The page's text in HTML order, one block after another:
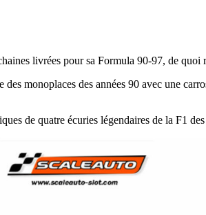
livrées pour sa Formula 90-97, de quoi
monoplaces des années 90 avec une
de quatre écuries légendaires de la F1 des